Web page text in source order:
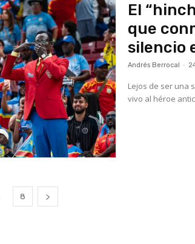
El
que
silencio
Andrés Berrocal -
Lejos de ser una
vivo al héroe
8